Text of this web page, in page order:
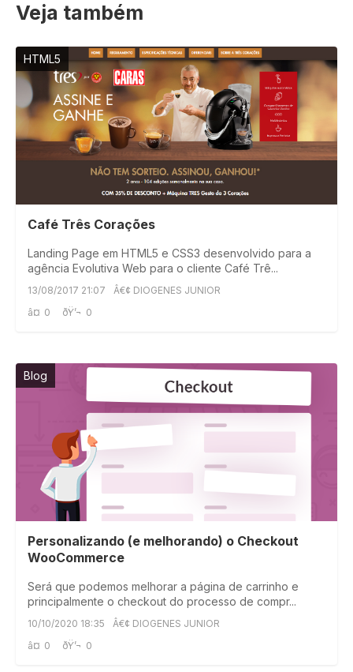
Veja também
HTML5
Café Três Corações
Landing Page em HTML5 e CSS3 desenvolvido para a
agência Evolutiva Web para o cliente Café Trê...
13/08/2017 21:07
Â€¢ DIOGENES JUNIOR
â¤ 0 ðŸ’¬ 0
Blog
Personalizando (e melhorando) o Checkout
WooCommerce
Será que podemos melhorar a página de carrinho e
principalmente o checkout do processo de compr...
10/10/2020 18:35
Â€¢ DIOGENES JUNIOR
â¤ 0 ðŸ’¬ 0